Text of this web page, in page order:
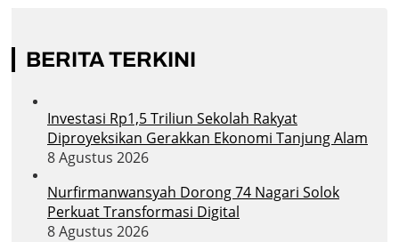
BERITA TERKINI
Investasi Rp1,5 Triliun Sekolah Rakyat
Diproyeksikan Gerakkan Ekonomi Tanjung Alam
8 Agustus 2026
Nurfirmanwansyah Dorong 74 Nagari Solok
Perkuat Transformasi Digital
8 Agustus 2026